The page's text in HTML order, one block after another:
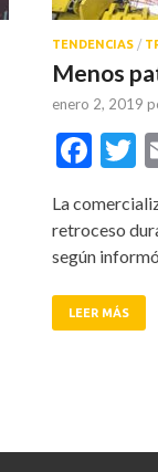
TENDENCIAS /
Menos
enero 2, 2019
La
retroceso
según
LEER MÁS